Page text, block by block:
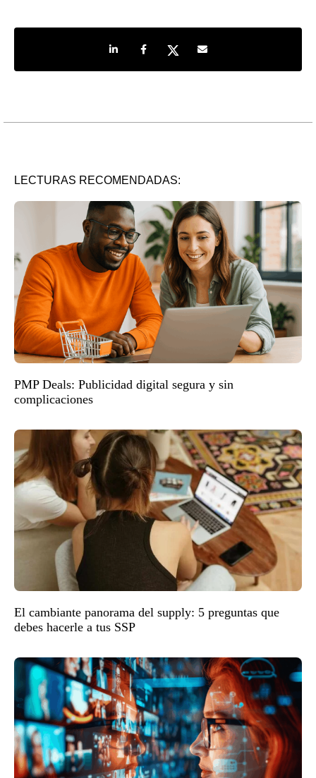
Share on LinkedIn
Share on Facebook
Share on TwitterShare by e-mail
LECTURAS RECOMENDADAS:
PMP Deals: Publicidad digital segura y sin
complicaciones
El cambiante panorama del supply: 5 preguntas que
debes hacerle a tus SSP